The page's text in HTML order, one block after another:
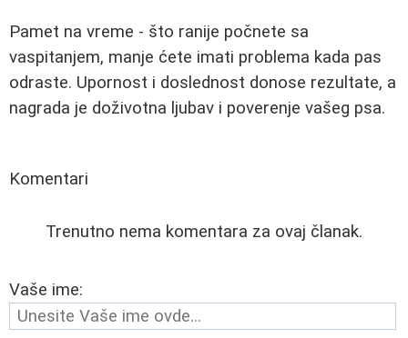
Pamet na vreme - što ranije počnete sa
vaspitanjem, manje ćete imati problema kada pas
odraste. Upornost i doslednost donose rezultate, a
nagrada je doživotna ljubav i poverenje vašeg psa.
Komentari
Trenutno nema komentara za ovaj članak.
Vaše ime: